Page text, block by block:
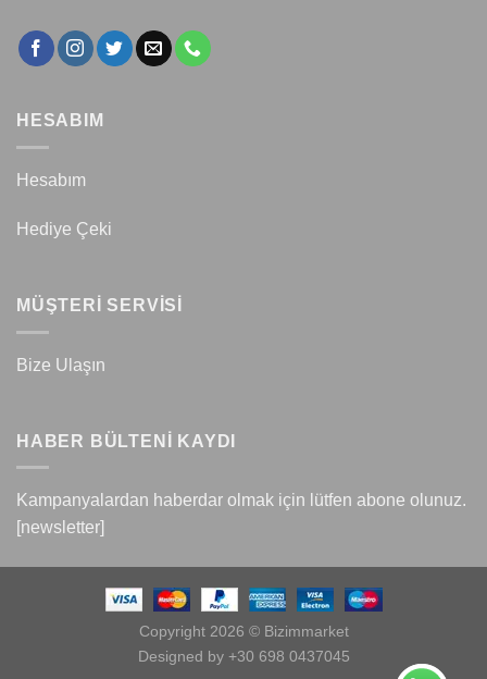
HESABIM
Hesabım
Hediye Çeki
MÜŞTERİ SERVİSİ
Bize Ulaşın
HABER BÜLTENİ KAYDI
Kampanyalardan haberdar olmak için lütfen abone olunuz.
[newsletter]
Copyright 2026 © Bizimmarket
Designed by +30 698 0437045